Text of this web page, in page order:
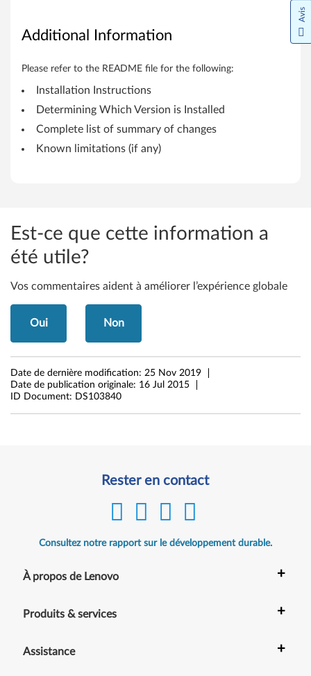
0
6
4
t
)
T
i
n
k
e
y
Additional Information
Please refer to the README file for the following:
Installation Instructions
Determining Which Version is Installed
Complete list of summary of changes
Known limitations (if any)
Est-ce que cette information a
été utile?
Vos commentaires aident à améliorer l’expérience globale
Oui Non
Date de dernière modification: 25 Nov 2019
Date de publication originale: 16 Jul 2015
ID Document: DS103840
Rester en contact
Consultez notre rapport sur le développement durable.
À propos de Lenovo +
Produits & services +
Assistance +
Avis